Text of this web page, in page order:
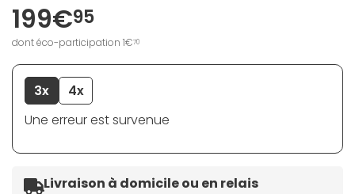
199€95
dont éco-participation 1€70
3x
4x
Une erreur est survenue
Livraison à domicile ou en relais